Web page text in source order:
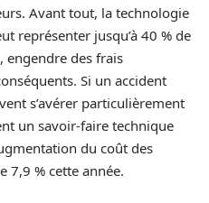
Avant tout, la technologie
représenter jusqu’à 40 % de
engendre des frais
Si un accident
s’avérer particulièrement
un savoir-faire technique
du coût des
7,9 % cette année.